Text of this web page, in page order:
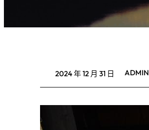
2024 年 12 月 31 日 ADMIN